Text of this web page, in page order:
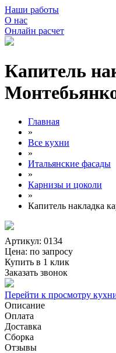
Наши работы
О нас
Онлайн расчет
Капитель
Главная
»
Все кухни
»
Итальянские фасады
»
Карнизы и цоколи
»
Капитель накладка
Артикул: 0134
Цена: по запросу
Купить в 1 клик
Заказать звонок
Перейти к просмотру
Описание
Оплата
Доставка
Сборка
Отзывы